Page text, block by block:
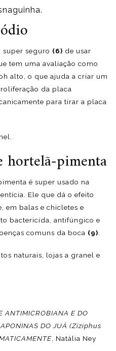
super seguro (6) de usar
tem uma avaliação como
alto, o que ajuda a criar um
da placa
para tirar a placa
hortelã-pimenta
é super usado na
Ele que dá o efeito
em balas e chicletes e
bactericida, antifúngico e
comuns da boca (9).
naturais, lojas a granel e
ANTIMICROBIANA E DO
DO JUÁ (Ziziphus
, Natália Ney